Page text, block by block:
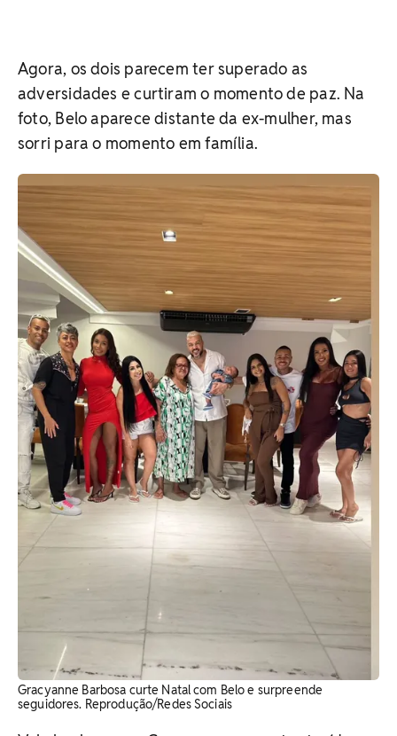
Agora, os dois parecem ter superado as
adversidades e curtiram o momento de paz. Na
foto, Belo aparece distante da ex-mulher, mas
sorri para o momento em família.
Gracyanne Barbosa curte Natal com Belo e surpreende
seguidores. Reprodução/Redes Sociais